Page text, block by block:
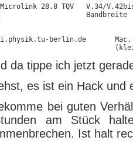
28.8 TQV   V.34/
Bandbreite
berlin.de       Mac,
da tippe ich jetzt
es ist ein Hack
bei guten
am Stück
Ist halt